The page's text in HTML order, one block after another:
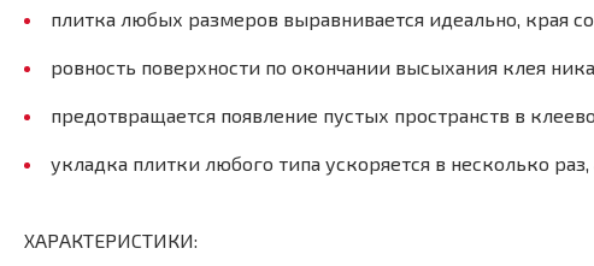
плитка любых размеров выравнивается идеально, края
ровность поверхности по окончании высыхания клея
предотвращается появление пустых пространств в
укладка плитки любого типа ускоряется в несколько
ХАРАКТЕРИСТИКИ: